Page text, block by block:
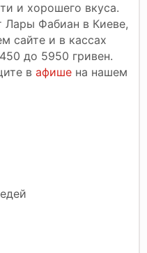
и хорошего вкуса.
Лары Фабиан в Киеве,
сайте и в кассах
до 5950 гривен.
в афише на нашем